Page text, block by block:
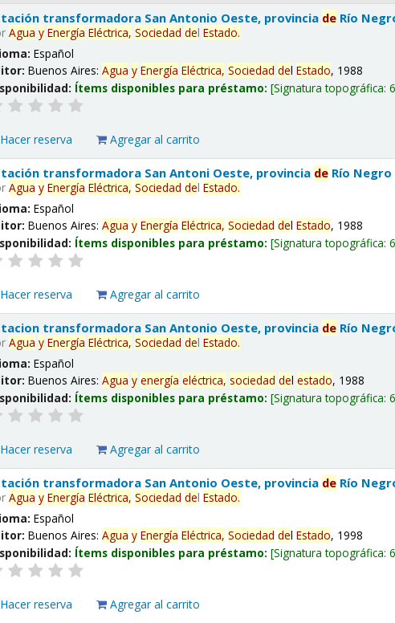
transformadora San Antonio Oeste, provincia de Río
Agua y Energía Eléctrica, Sociedad delEstado.
Español
Buenos Aires:Agua y Energía Eléctrica, Sociedad delEstado, 1988
Ítems disponibles para préstamo: Signatura topográfica:
Hacer reserva Agregar al carrito
transformadora San Antoni Oeste, provincia de Río Negro
Agua y Energía Eléctrica, Sociedad delEstado.
Español
Buenos Aires:Agua y Energía Eléctrica, Sociedad delEstado, 1988
Ítems disponibles para préstamo: Signatura topográfica:
Hacer reserva Agregar al carrito
transformadora San Antonio Oeste, provincia de Río
Agua y Energía Eléctrica, Sociedad delEstado.
Español
Buenos Aires:Agua y energía eléctrica, sociedad delestado, 1988
Ítems disponibles para préstamo: Signatura topográfica:
Hacer reserva Agregar al carrito
transformadora San Antonio Oeste, provincia de Río
Agua y Energía Eléctrica, Sociedad delEstado.
Español
Buenos Aires:Agua y Energía Eléctrica, Sociedad delEstado, 1998
Ítems disponibles para préstamo: Signatura topográfica:
Hacer reserva Agregar al carrito